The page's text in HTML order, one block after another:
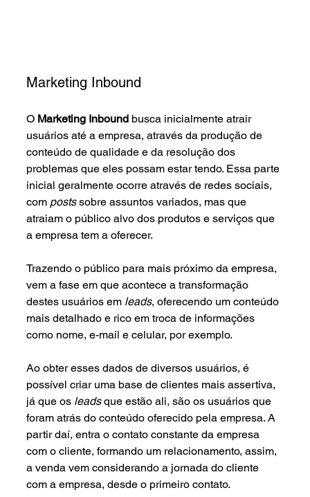
Marketing Inbound
O Marketing Inbound busca inicialmente atrair
usuários até a empresa, através da produção de
conteúdo de qualidade e da resolução dos
problemas que eles possam estar tendo. Essa parte
inicial geralmente ocorre através de redes sociais,
com posts sobre assuntos variados, mas que
atraiam o público alvo dos produtos e serviços que
a empresa tem a oferecer.
Trazendo o público para mais próximo da empresa,
vem a fase em que acontece a transformação
destes usuários em leads, oferecendo um conteúdo
mais detalhado e rico em troca de informações
como nome, e-mail e celular, por exemplo.
Ao obter esses dados de diversos usuários, é
possível criar uma base de clientes mais assertiva,
já que os leads que estão ali, são os usuários que
foram atrás do conteúdo oferecido pela empresa. A
partir daí, entra o contato constante da empresa
com o cliente, formando um relacionamento, assim,
a venda vem considerando a jornada do cliente
com a empresa, desde o primeiro contato.